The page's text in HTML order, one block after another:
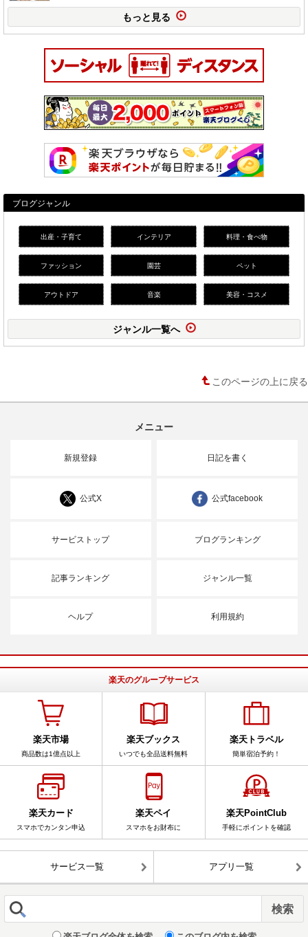
もっと見る
ブログジャンル
出産・子育て インテリア 料理・食べ物
ファッション 園芸 ペット
アウトドア 音楽 美容・コスメ
ジャンル一覧へ
このページの上に戻る
メニュー
新規登録 日記を書く
公式X 公式facebook
サービストップ ブログランキング
記事ランキング ジャンル一覧
ヘルプ 利用規約
楽天のグループサービス
楽天市場
商品数は1億点以上
楽天ブックス
いつでも全品送料無料
楽天トラベル
簡単宿泊予約！
楽天カード
スマホでカンタン申込
楽天ペイ
スマホをお財布に
楽天PointClub
手軽にポイントを確認
サービス一覧 アプリ一覧